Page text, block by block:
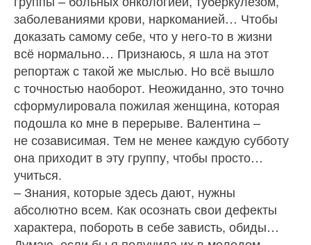
заболеваниями крови, наркоманией… Чтобы
доказать самому себе, что у него‑то в жизни
всё нормально… Признаюсь, я шла на этот
репортаж с такой же мыслью. Но всё вышло
с точностью наоборот. Неожиданно, это точно
сформулировала пожилая женщина, которая
подошла ко мне в перерыве. Валентина –
не созависимая. Тем не менее каждую субботу
она приходит в эту группу, чтобы просто…
учиться.
– Знания, которые здесь дают, нужны
абсолютно всем. Как осознать свои дефекты
характера, побороть в себе зависть, обиды…